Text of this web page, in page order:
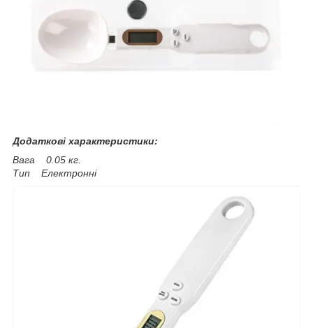
Додаткові характеристики:
Вага 0.05 кг.
Тип Електронні